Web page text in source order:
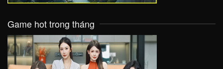
Game hot trong tháng